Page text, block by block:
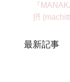
『
摂 (
最新記事